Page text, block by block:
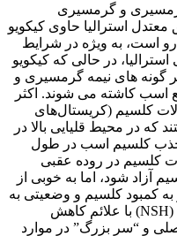
و گرمسیری
استرالیا حاوی کیکویو
است، به ویژه در شرایط
در حالی که کیکویو
گونه های نیمه گرمسیری و
اسب کاشته می شوند. اکثر
کلسیم (کریستال‌های
که در محیط قلیایی بالا در
جذب کلسیم اسب در طول
کلسیم در روده عقبی
آزاد شود، اما به خوبی از
کمبود کلسیم و وضعیتی به
نام هیپرپاراتیروئیدیسم ثانویه تغذیه ای (NSH) با علائم کاهش
و “سر بزرگ” در موارد